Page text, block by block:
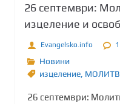
26 септември:
изцеление и
Evangelsko.info
Новини
изцеление
26 септември: